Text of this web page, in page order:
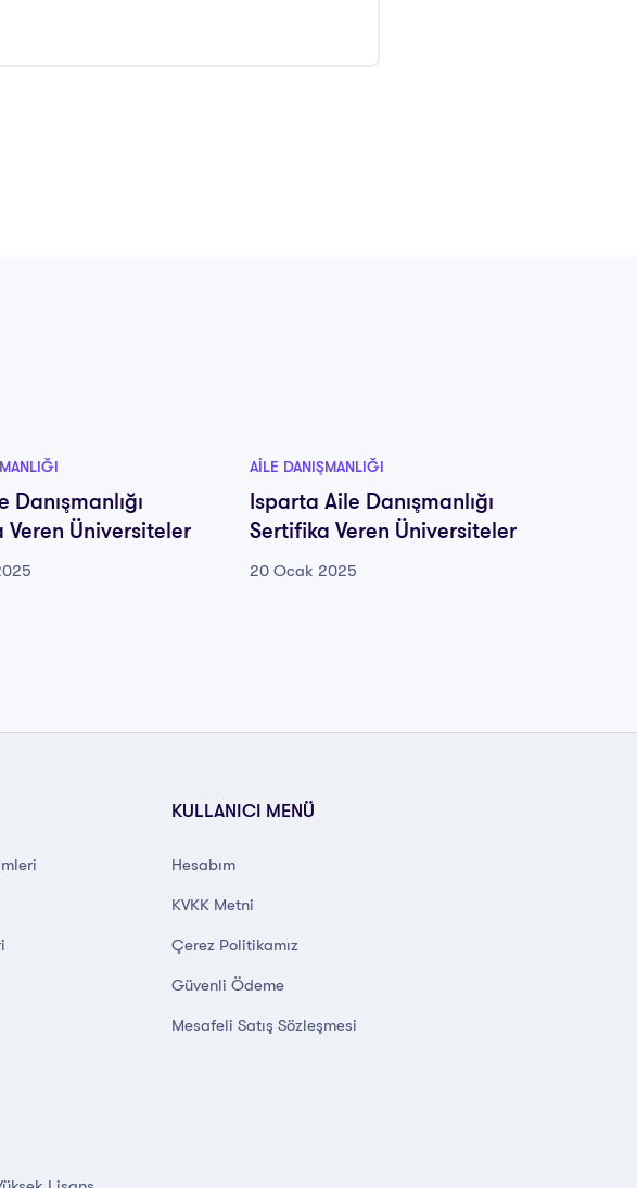
Danışmanlığı
Veren Üniversiteler
AILE DANIŞMANLIĞI
Isparta Aile Danışmanlığı
Sertifika Veren Üniversiteler
20 Ocak 2025
KULLANICI MENÜ
Hesabım
KVKK Metni
Çerez Politikamız
Güvenli Ödeme
Mesafeli Satış Sözleşmesi